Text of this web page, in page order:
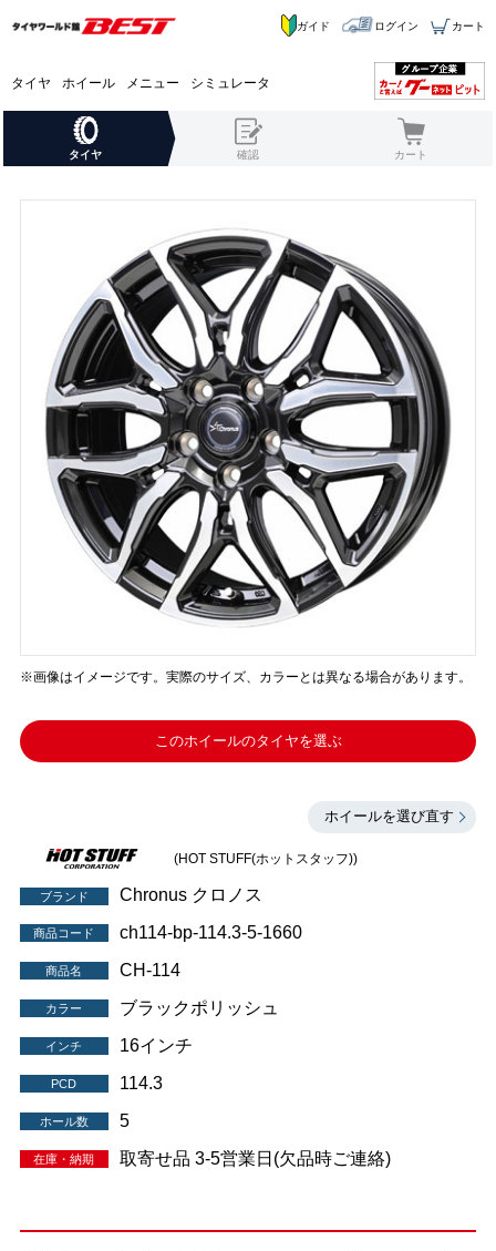
タイヤ ホイール メニュー シミュレータ
ガイド ログイン カート
タイヤ 確認 カート
※画像はイメージです。実際のサイズ、カラーとは異なる場合があります。
このホイールのタイヤを選ぶ
ホイールを選び直す
(HOT STUFF(ホットスタッフ))
ブランド Chronus クロノス
商品コード ch114-bp-114.3-5-1660
商品名 CH-114
カラー ブラックポリッシュ
インチ 16インチ
PCD 114.3
ホール数 5
在庫・納期 取寄せ品 3-5営業日(欠品時ご連絡)